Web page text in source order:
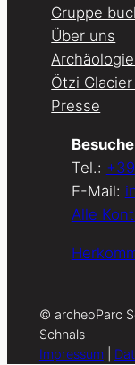
Gruppe
Über uns
Ötzi
Presse
Tel.:
E-Mail:
Alle
© archeoParc
Schnals
Impressum|